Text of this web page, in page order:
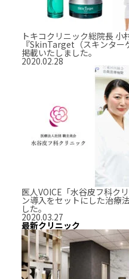
トキコクリニック総院長 小
『SkinTarget（スキンター
掲載いたしました。
2020.02.28
医人VOICE「水谷皮フ科ク
ン導入をセットにした治療
した。
2020.03.27
最新クリニック